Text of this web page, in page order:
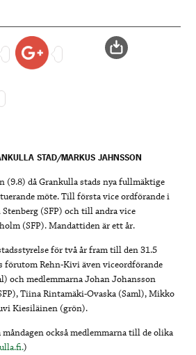
STAD/MARKUS JAHNSSON
(9.8) då Grankulla stads nya fullmäktige
möte. Till första vice ordförande i
(SFP) och till andra vice
(SFP). Mandattiden är ett år.
för två år fram till den 31.5
förutom Rehn-Kivi även viceordförande
och medlemmarna Johan Johansson
Tiina Rintamäki-Ovaska (Saml), Mikko
Kiesiläinen (grön).
också medlemmarna till de olika
)